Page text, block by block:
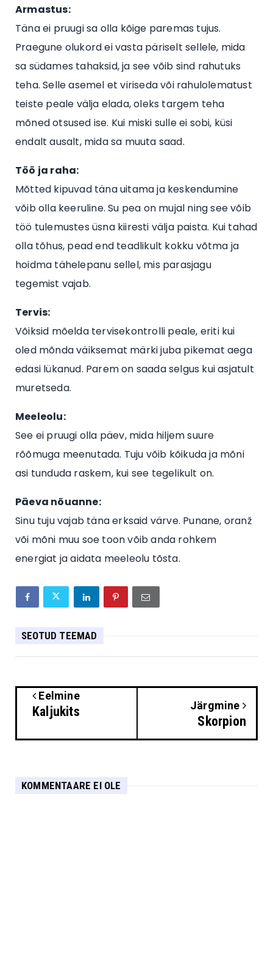
Armastus:
Täna ei pruugi sa olla kõige paremas tujus.
Praegune olukord ei vasta päriselt sellele, mida
sa südames tahaksid, ja see võib sind rahutuks
teha. Selle asemel et viriseda või rahulolematust
teiste peale välja elada, oleks targem teha
mõned otsused ise. Kui miski sulle ei sobi, küsi
endalt ausalt, mida sa muuta saad.
Töö ja raha:
Mõtted kipuvad täna uitama ja keskendumine
võib olla keeruline. Su pea on mujal ning see võib
töö tulemustes üsna kiiresti välja paista. Kui tahad
olla tõhus, pead end teadlikult kokku võtma ja
hoidma tähelepanu sellel, mis parasjagu
tegemist vajab.
Tervis:
Võiksid mõelda tervisekontrolli peale, eriti kui
oled mõnda väiksemat märki juba pikemat aega
edasi lükanud. Parem on saada selgus kui asjatult
muretseda.
Meeleolu:
See ei pruugi olla päev, mida hiljem suure
rõõmuga meenutada. Tuju võib kõikuda ja mõni
asi tunduda raskem, kui see tegelikult on.
Päeva nõuanne:
Sinu tuju vajab täna erksaid värve. Punane, oranž
või mõni muu soe toon võib anda rohkem
energiat ja aidata meeleolu tõsta.
SEOTUD TEEMAD
Eelmine
Kaljukits Järgmine
Skorpion
KOMMENTAARE EI OLE